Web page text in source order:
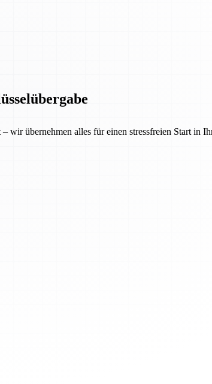
übernehmen alles für einen stressfreien Start in